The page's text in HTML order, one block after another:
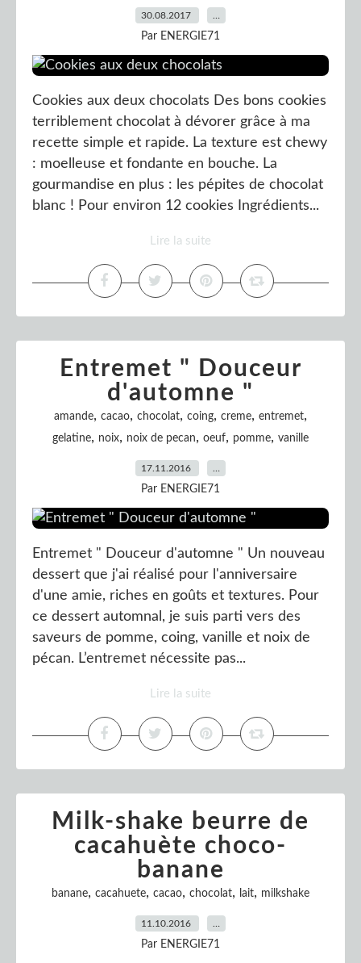
30.08.2017
Par ENERGIE71
Cookies aux deux chocolats Des bons cookies
terriblement chocolat à dévorer grâce à ma
recette simple et rapide. La texture est chewy
: moelleuse et fondante en bouche. La
gourmandise en plus : les pépites de chocolat
blanc ! Pour environ 12 cookies Ingrédients...
Lire la suite
Entremet " Douceur
d'automne "
amande, cacao, chocolat, coing, creme, entremet,
gelatine, noix, noix de pecan, oeuf, pomme, vanille
17.11.2016
Par ENERGIE71
Entremet " Douceur d'automne " Un nouveau
dessert que j'ai réalisé pour l'anniversaire
d'une amie, riches en goûts et textures. Pour
ce dessert automnal, je suis parti vers des
saveurs de pomme, coing, vanille et noix de
pécan. L’entremet nécessite pas...
Lire la suite
Milk-shake beurre de
cacahuète choco-
banane
banane, cacahuete, cacao, chocolat, lait, milkshake
11.10.2016
Par ENERGIE71